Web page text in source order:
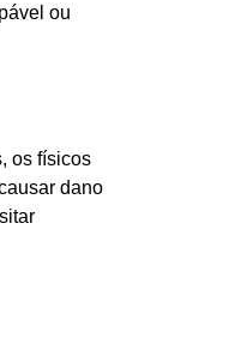
ou
os físicos
dano